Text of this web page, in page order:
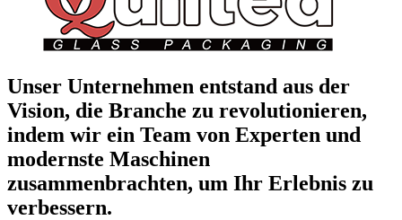
Unser Unternehmen entstand aus der
Vision, die Branche zu revolutionieren,
indem wir ein Team von Experten und
modernste Maschinen
zusammenbrachten, um Ihr Erlebnis zu
verbessern.